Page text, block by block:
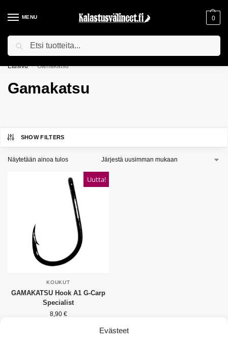
Evästeet
MENU 0
ILMAINEN TOIMITUS YLI 75€ TILAUKSILLE!
Etusivu / Gamakatsu
Gamakatsu
SHOW FILTERS
Näytetään ainoa tulos
Uutta!
KOUKUT
GAMAKATSU Hook A1 G-Carp
Specialist
8,90 €